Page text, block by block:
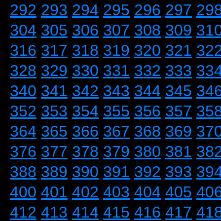
292 293 294 295 296 297
304 305 306 307 308 309
316 317 318 319 320 321
328 329 330 331 332 333
340 341 342 343 344 345
352 353 354 355 356 357
364 365 366 367 368 369
376 377 378 379 380 381
388 389 390 391 392 393
400 401 402 403 404 405
412 413 414 415 416 417